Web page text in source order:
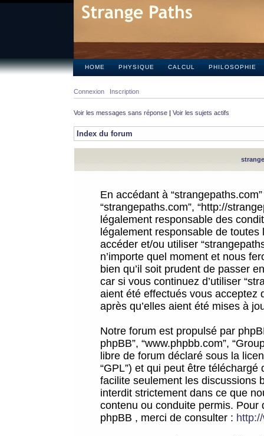
HOME PHYSIQUE CALCUL PHILOSOPHIE
Connexion Inscription
Voir les messages sans réponse | Voir les sujets actifs
Index du forum
En accédant à
“strangepaths.com”, “http://
légalement responsable des
légalement responsable de
accéder et/ou utiliser
n’importe quel moment et nous
bien qu’il soit prudent de passer
car si vous continuez d’utiliser
aient été effectués vous acceptez
après qu’elles aient été mises à
Notre forum est propulsé par
phpBB”, “www.phpbb.com”,
libre de forum déclaré sous la
“GPL”) et qui peut être téléchargé
facilite seulement les discussions
interdit strictement dans ce que
contenu ou conduite permis.
phpBB , merci de consulter :